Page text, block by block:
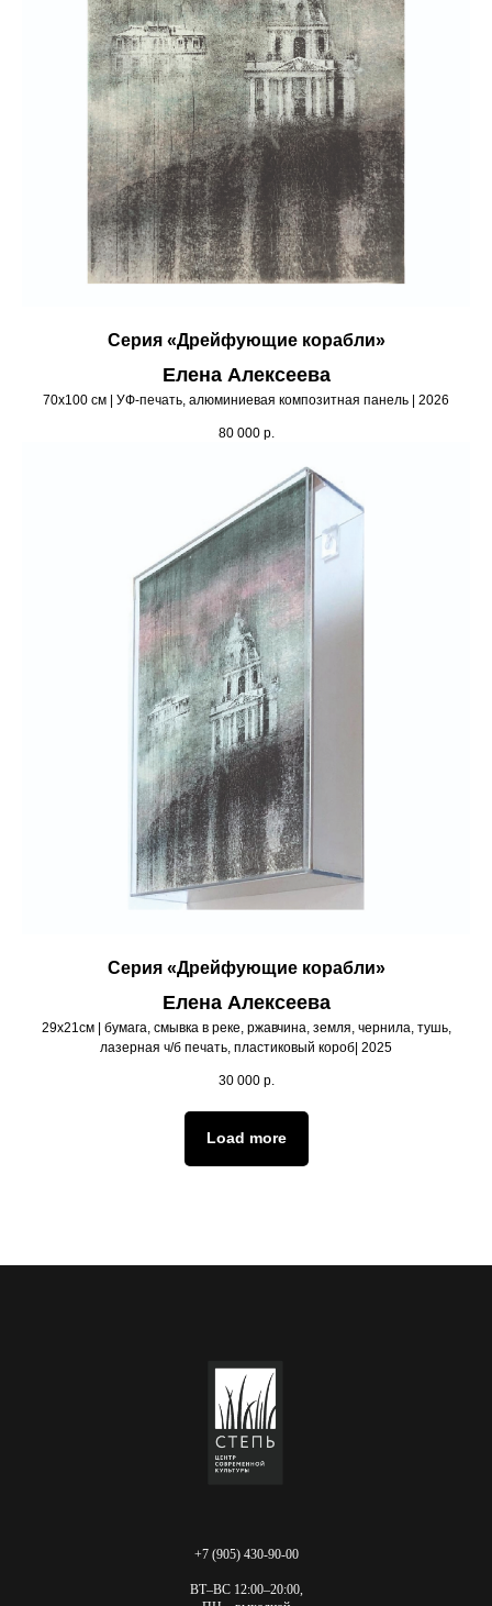
Серия «Дрейфующие корабли»
Елена Алексеева
70х100 см | УФ-печать, алюминиевая композитная панель | 2026
80 000 р.
Серия «Дрейфующие корабли»
Елена Алексеева
29х21см | бумага, смывка в реке, ржавчина, земля, чернила, тушь,
лазерная ч/б печать, пластиковый короб| 2025
30 000 р.
Load more
+7 (905) 430-90-00
ВТ–ВС 12:00–20:00,